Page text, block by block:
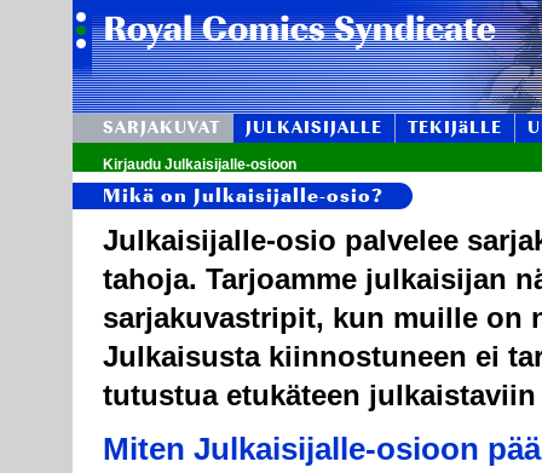
SARJAKUVAT JULKAISIJALLE TEKIJäLLE
Kirjaudu Julkaisijalle-osioon
Mikä on Julkaisijalle-osio?
Julkaisijalle-osio palvelee
tahoja. Tarjoamme julkaisijan
sarjakuvastripit, kun muille on
Julkaisusta kiinnostuneen ei
tutustua etukäteen
Miten Julkaisijalle-osioon